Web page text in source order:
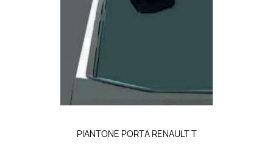
PIANTONE PORTA RENAULT T